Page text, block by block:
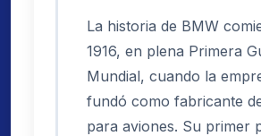
La historia de BMW
1916, en plena Primera
Mundial, cuando la
fundó como fabricante
para aviones. Su primer